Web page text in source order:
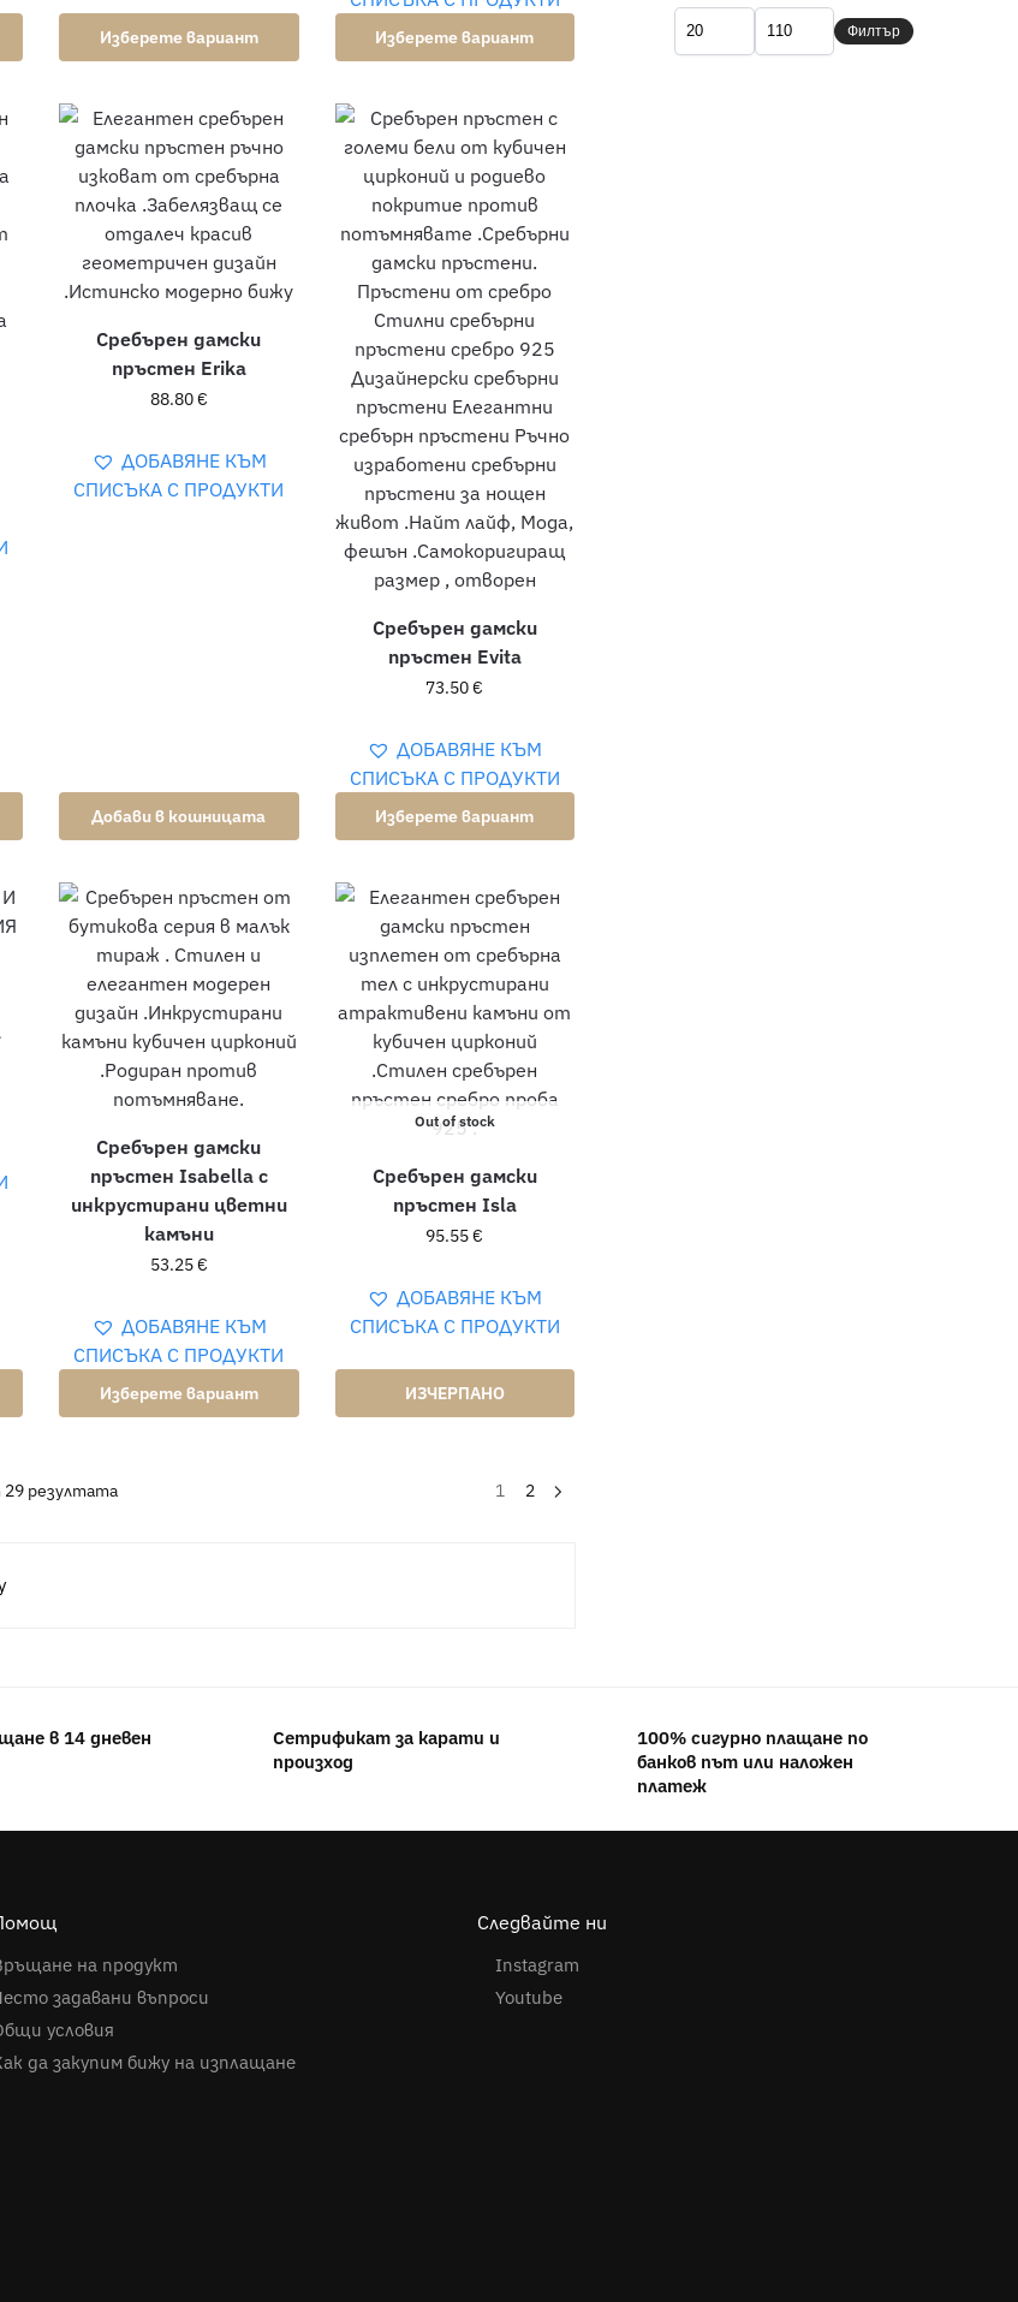
Изберете вариант Изберете вариант
Сребърен дамски
пръстен Erika
88.80€
Добави в кошницата
ДОБАВЯНЕ КЪМ
СПИСЪКА С ПРОДУКТИ
Сребърен дамски
пръстен Evita
73.50€
Изберете вариант
ДОБАВЯНЕ КЪМ
СПИСЪКА С ПРОДУКТИ
Сребърен дамски
пръстен Isabella с
инкрустирани цветни
камъни
53.25€
Изберете вариант
ДОБАВЯНЕ КЪМ
СПИСЪКА С ПРОДУКТИ
Out of stock
Сребърен дамски
пръстен Isla
95.55€
ИЗЧЕРПАНО
ДОБАВЯНЕ КЪМ
СПИСЪКА С ПРОДУКТИ
29 резултата 1 2
Филтър
в 14 дневен
Сетрификат за карати и
произход
100% сигурно плащане по
банков път или наложен
платеж
на продукт
задавани въпроси
условия
да закупим бижу на изплащане
Следвайте ни
Instagram
Youtube